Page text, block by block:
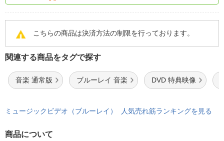
こちらの商品は決済方法の制限を行っております。
関連する商品をタグで探す
音楽 通常版 ブルーレイ 音楽 DVD 特典映像
ミュージックビデオ（ブルーレイ） 人気売れ筋ランキングを見る
商品について